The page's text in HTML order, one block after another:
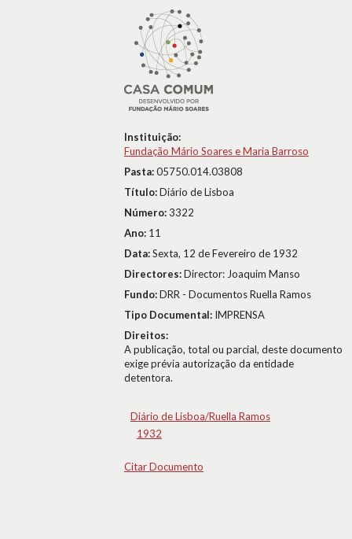
Instituição:
Fundação Mário Soares e Maria Barroso
Pasta:05750.014.03808
Título:Diário de Lisboa
Número:3322
Ano: 11
Data:Sexta, 12 de Fevereiro de 1932
Directores:Director: Joaquim Manso
Fundo:DRR - Documentos Ruella Ramos
Tipo Documental: IMPRENSA
Direitos:
A publicação, total ou parcial, deste documento
exige prévia autorização da entidade
detentora.
Diário de Lisboa/Ruella Ramos
1932
Citar Documento